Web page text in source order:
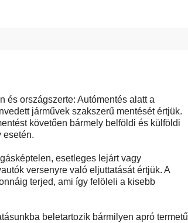
és országszerte: Autómentés alatt a
járművek szakszerű mentését értjük.
követően bármely belföldi és külföldi
esetén.
esetleges lejárt vagy
versenyre való eljuttatását értjük. A
terjed, ami így felöleli a kisebb
beletartozik bármilyen apró termetű